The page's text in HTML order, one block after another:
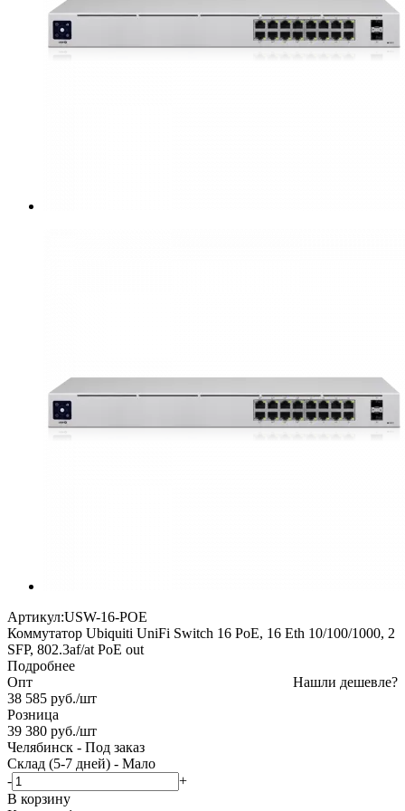
Артикул:USW-16-POE
Коммутатор Ubiquiti UniFi Switch 16 PoE, 16 Eth 10/100/1000, 2
SFP, 802.3af/at PoE out
Подробнее
Нашли дешевле?
Опт
38 585 руб./шт
Розница
39 380 руб./шт
Челябинск - Под заказ
Склад (5-7 дней) - Мало
-
+
В корзину